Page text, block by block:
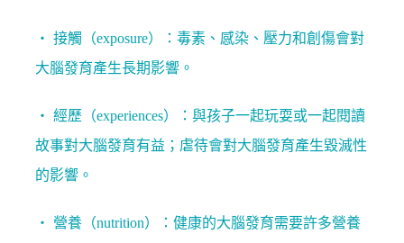
‧ 接觸（exposure）：毒素、感染、壓力和創傷會對
大腦發育產生長期影響。
‧經歷（experiences）：與孩子一起玩耍或一起閱讀
故事對大腦發育有益；虐待會對大腦發育產生毀滅性
的影響。
‧ 營養（nutrition）：健康的大腦發育需要許多營養